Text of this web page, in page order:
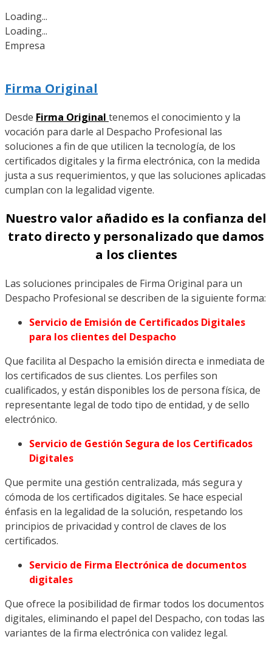
Loading...
Loading...
Empresa
Firma Original
Desde Firma Original tenemos el conocimiento y la
vocación para darle al Despacho Profesional las
soluciones a fin de que utilicen la tecnología, de los
certificados digitales y la firma electrónica, con la medida
justa a sus requerimientos, y que las soluciones aplicadas
cumplan con la legalidad vigente.
Nuestro valor añadido es la confianza del
trato directo y personalizado que damos
a los clientes
Las soluciones principales de Firma Original para un
Despacho Profesional se describen de la siguiente forma:
Servicio de Emisión de Certificados Digitales
para los clientes del Despacho
Que facilita al Despacho la emisión directa e inmediata de
los certificados de sus clientes. Los perfiles son
cualificados, y están disponibles los de persona física, de
representante legal de todo tipo de entidad, y de sello
electrónico.
Servicio de Gestión Segura de los Certificados
Digitales
Que permite una gestión centralizada, más segura y
cómoda de los certificados digitales. Se hace especial
énfasis en la legalidad de la solución, respetando los
principios de privacidad y control de claves de los
certificados.
Servicio de Firma Electrónica de documentos
digitales
Que ofrece la posibilidad de firmar todos los documentos
digitales, eliminando el papel del Despacho, con todas las
variantes de la firma electrónica con validez legal.